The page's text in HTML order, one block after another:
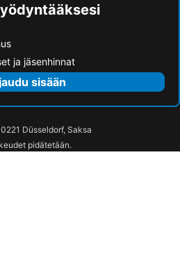
ja jäsenhinnat
sisään
Düsseldorf, Saksa
pidätetään.